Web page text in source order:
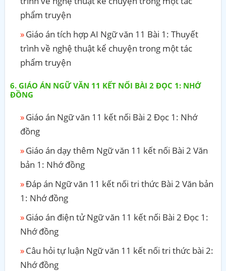
phẩm truyện
Giáo án tích hợp AI Ngữ văn 11 Bài 1: Thuyết
trình về nghệ thuật kể chuyện trong một tác
phẩm truyện
GIÁO ÁN NGỮ VĂN 11 KẾT NỐI BÀI 2 ĐỌC 1: NHỚ
ĐỒNG
Giáo án Ngữ văn 11 kết nối Bài 2 Đọc 1: Nhớ
đồng
Giáo án dạy thêm Ngữ văn 11 kết nối Bài 2 Văn
bản 1: Nhớ đồng
Đáp án Ngữ văn 11 kết nối tri thức Bài 2 Văn bản
1: Nhớ đồng
Giáo án điện tử Ngữ văn 11 kết nối Bài 2 Đọc 1:
Nhớ đồng
Câu hỏi tự luận Ngữ văn 11 kết nối tri thức bài 2:
Nhớ đồng